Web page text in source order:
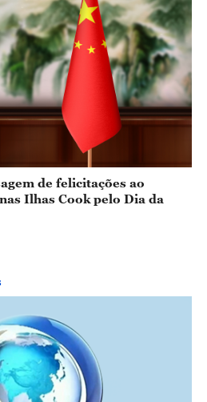
de felicitações ao
Ilhas Cook pelo Dia da